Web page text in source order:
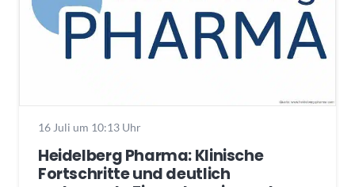
16 Juli um 10:13 Uhr
Heidelberg Pharma: Klinische
Fortschritte und deutlich